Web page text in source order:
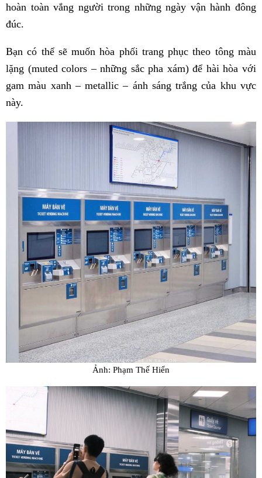
hoàn toàn vắng người trong những ngày vận hành đông
đúc.
Bạn có thể sẽ muốn hòa phối trang phục theo tông màu
lặng (muted colors – những sắc pha xám) để hài hòa với
gam màu xanh – metallic – ánh sáng trắng của khu vực
này.
Ảnh: Phạm Thế Hiển